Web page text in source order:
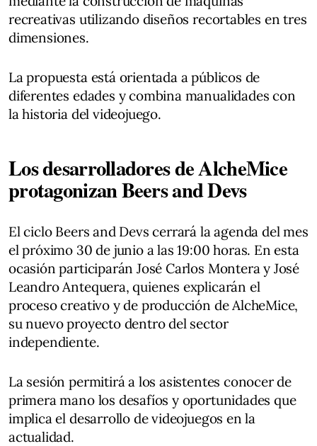
recreativas utilizando diseños recortables en tres
dimensiones.
La propuesta está orientada a públicos de
diferentes edades y combina manualidades con
la historia del videojuego.
Los desarrolladores de AlcheMice
protagonizan Beers and Devs
El ciclo Beers and Devs cerrará la agenda del mes
el próximo 30 de junio a las 19:00 horas. En esta
ocasión participarán José Carlos Montera y José
Leandro Antequera, quienes explicarán el
proceso creativo y de producción de AlcheMice,
su nuevo proyecto dentro del sector
independiente.
La sesión permitirá a los asistentes conocer de
primera mano los desafíos y oportunidades que
implica el desarrollo de videojuegos en la
actualidad.